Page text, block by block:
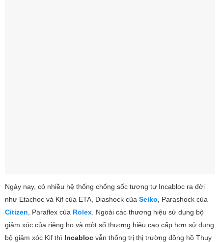
Ngày nay, có nhiều hệ thống chống sốc tương tự Incabloc ra đời
như Etachoc và Kif của ETA, Diashock của Seiko, Parashock của
Citizen, Paraflex của Rolex. Ngoài các thương hiệu sử dụng bộ
giảm xóc của riêng họ và một số thương hiệu cao cấp hơn sử dụng
bộ giảm xóc Kif thì Incabloc vẫn thống trị thị trường đồng hồ Thụy